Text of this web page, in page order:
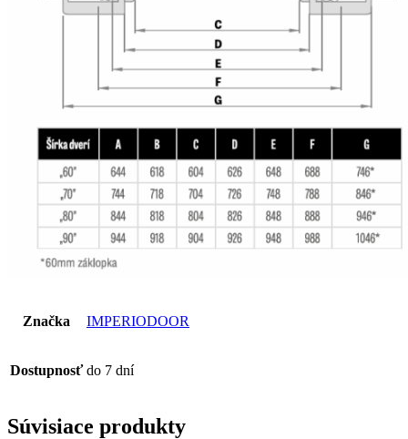
Značka IMPERIODOOR
Dostupnosť do 7 dní
Súvisiace produkty